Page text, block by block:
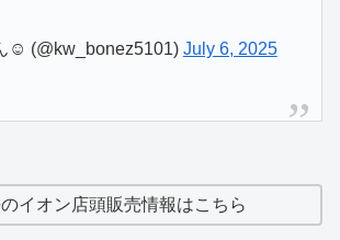
☺︎ (@kw_bonez5101) July 6, 2025
イオン店頭販売情報はこちら